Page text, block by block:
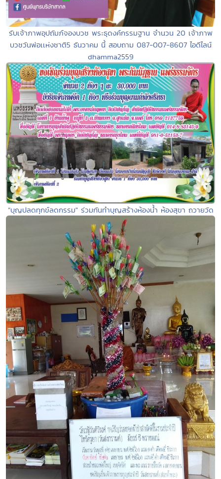
รับเจ้าภาพอุปถัมภ์จองบวช พระธุดงค์กรรมฐาน จำนวน 20 เจ้าภาพ
บวชวันพ่อเเห่งชาติ5 ธันวาคม นี้ สอบถาม 087-007-8607 ไอดีไลน์
dhamma2559
“บุญปลดทุกข์ลดกรรม" ร่วมกันทำบุญสร้างห้องน้ำ ห้องสุขา ถวายวัด